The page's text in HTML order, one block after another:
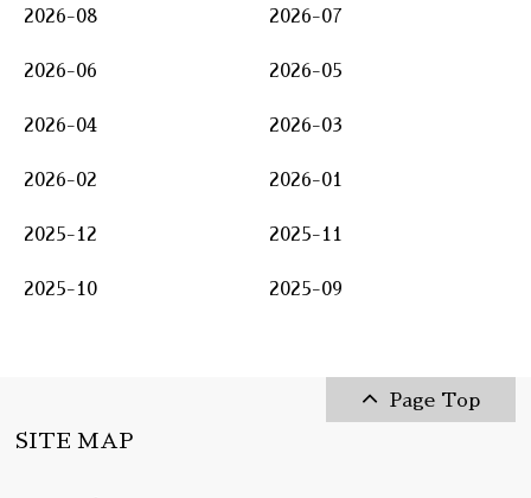
2026-08 2026-07
2026-06 2026-05
2026-04 2026-03
2026-02 2026-01
2025-12 2025-11
2025-10 2025-09
Page Top
SITE MAP